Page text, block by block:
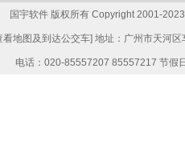
国宇软件 版权所有 Copyright 2001-
看地图及到达公交车] 地址：广州市天河
电话：020-85557207 85557217 节